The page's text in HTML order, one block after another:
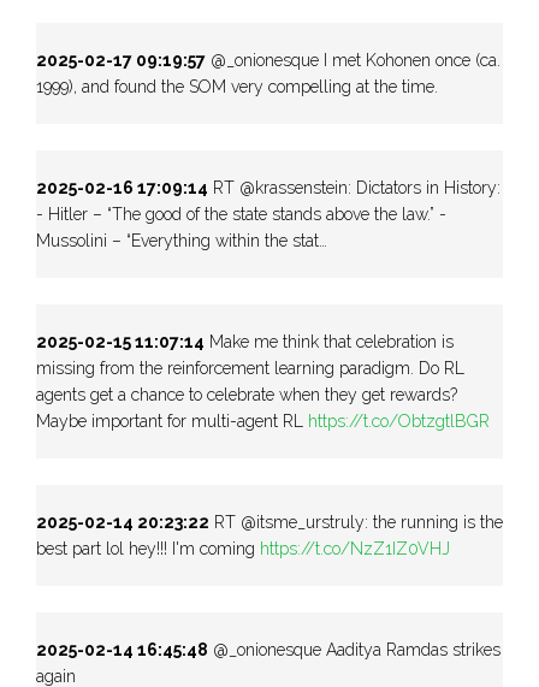
2025-02-17 09:19:57 @_onionesque I met Kohonen once (ca.
1999), and found the SOM very compelling at the time.
2025-02-16 17:09:14 RT @krassenstein: Dictators in History:
- Hitler – “The good of the state stands above the law.” -
Mussolini – “Everything within the stat…
2025-02-15 11:07:14 Make me think that celebration is
missing from the reinforcement learning paradigm. Do RL
agents get a chance to celebrate when they get rewards?
Maybe important for multi-agent RL https://t.co/ObtzgtlBGR
2025-02-14 20:23:22 RT @itsme_urstruly: the running is the
best part lol hey!!! I'm coming https://t.co/NzZ1IZ0VHJ
2025-02-14 16:45:48 @_onionesque Aaditya Ramdas strikes
again